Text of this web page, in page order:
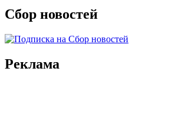
Сбор новостей
Реклама